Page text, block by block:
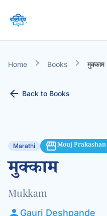
Home chevron_right Books chevron_right मुक्काम
arrow_back Back to Books
Marathi storefrontMouj
मुक्काम
Mukkam
person Gauri Deshpande